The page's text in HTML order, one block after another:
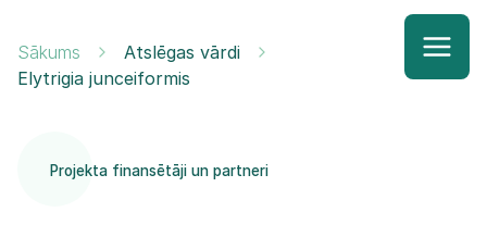
Sākums
Atslēgas vārdi
Elytrigia junceiformis
Projekta finansētāji un partneri